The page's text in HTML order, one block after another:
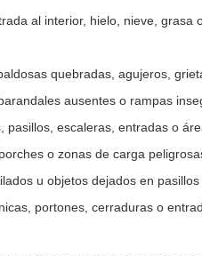
al interior, hielo, nieve, grasa
quebradas, agujeros,
ausentes o rampas
pasillos, escaleras, entradas o
o zonas de carga
u objetos dejados en pasillos
portones, cerraduras o